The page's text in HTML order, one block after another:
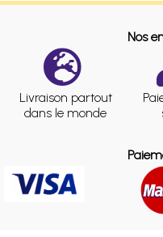
Nos
Livraison partout
dans le monde